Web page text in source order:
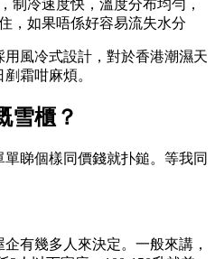
制冷速度快，溫度分布均勻，
，如果唔係好容易流失水分
風冷式設計，對於香港潮濕天
霜咁麻煩。
雪櫃？
睇個樣同價錢就扑鎚。等我同
有幾多人來決定。一般來講，